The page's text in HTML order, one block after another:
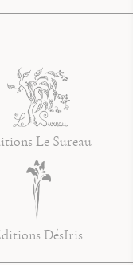
Le Sureau
DésIris